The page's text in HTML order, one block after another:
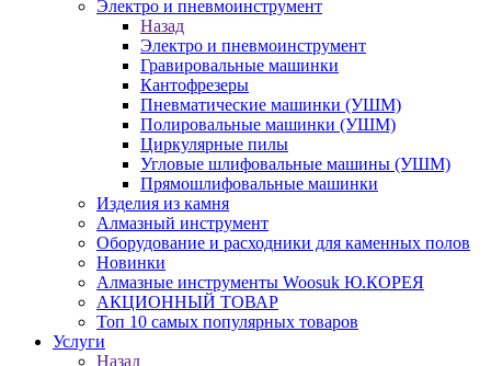
Электро и пневмоинструмент
Назад
Электро и пневмоинструмент
Гравировальные машинки
Кантофрезеры
Пневматические машинки (УШМ)
Полировальные машинки (УШМ)
Циркулярные пилы
Угловые шлифовальные машины (УШМ)
Прямошлифовальные машинки
Изделия из камня
Алмазный инструмент
Оборудование и расходники для каменных полов
Новинки
Алмазные инструменты Woosuk Ю.КОРЕЯ
АКЦИОННЫЙ ТОВАР
Топ 10 самых популярных товаров
Услуги
Назад